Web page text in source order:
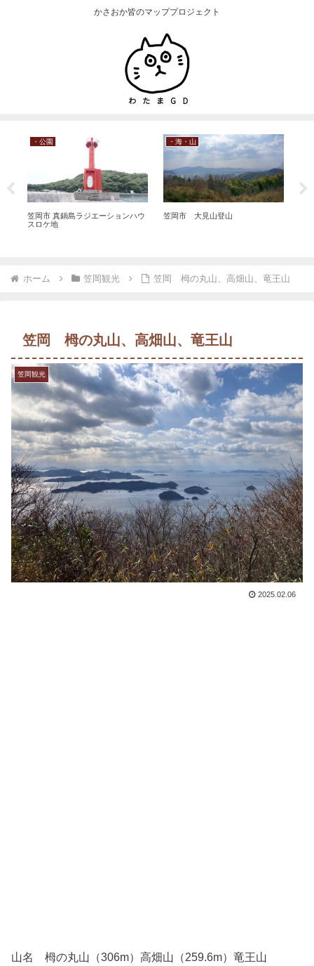
かさおか皆のマッププロジェクト
・公園
笠岡市 真鍋島ラジエーションハウ
スロケ地
・海・山
笠岡市 大見山登山
ホーム 笠岡観光 笠岡 栂の丸山、高畑山、竜王山
笠岡 栂の丸山、高畑山、竜王山
笠岡観光
2025.02.06
山名 栂の丸山（306m）高畑山（259.6m）竜王山